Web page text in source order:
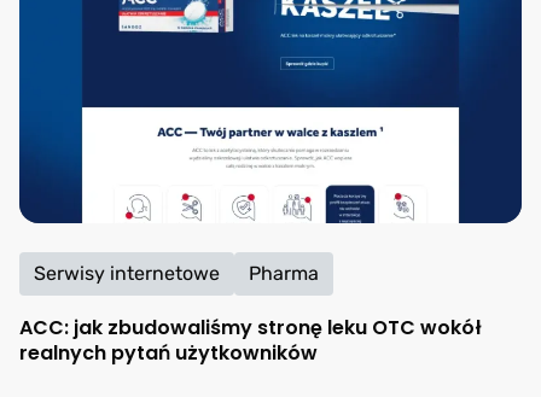
Serwisy internetowe Pharma
ACC: jak zbudowaliśmy stronę leku OTC wokół
realnych pytań użytkowników